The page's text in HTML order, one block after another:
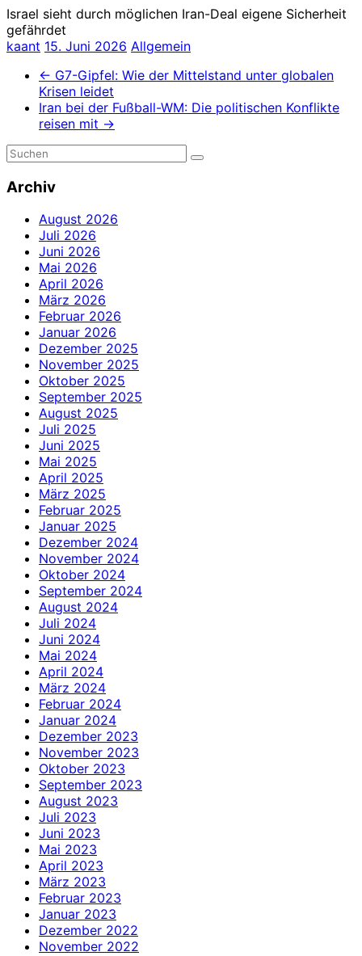
Israel sieht durch möglichen Iran-Deal eigene Sicherheit
gefährdet
kaant 15. Juni 2026 Allgemein
← G7-Gipfel: Wie der Mittelstand unter globalen
Krisen leidet
Iran bei der Fußball-WM: Die politischen Konflikte
reisen mit →
Archiv
August 2026
Juli 2026
Juni 2026
Mai 2026
April 2026
März 2026
Februar 2026
Januar 2026
Dezember 2025
November 2025
Oktober 2025
September 2025
August 2025
Juli 2025
Juni 2025
Mai 2025
April 2025
März 2025
Februar 2025
Januar 2025
Dezember 2024
November 2024
Oktober 2024
September 2024
August 2024
Juli 2024
Juni 2024
Mai 2024
April 2024
März 2024
Februar 2024
Januar 2024
Dezember 2023
November 2023
Oktober 2023
September 2023
August 2023
Juli 2023
Juni 2023
Mai 2023
April 2023
März 2023
Februar 2023
Januar 2023
Dezember 2022
November 2022